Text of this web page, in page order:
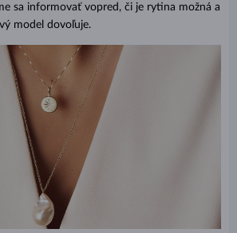
sa informovať vopred, či je rytina možná a
model dovoľuje.